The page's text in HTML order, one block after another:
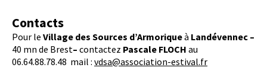
Contacts
Pour le Village des Sources d’Armoriqueà Landévennec –
40 mn de Brest– contactez Pascale FLOCH au
06.64.88.78.48 mail : vdsa@association-estival.fr